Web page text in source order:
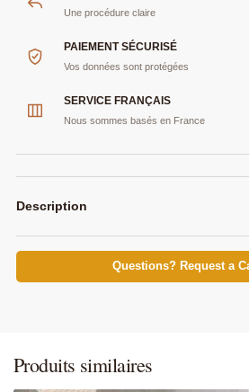
Une procédure claire
PAIEMENT SÉCURISÉ
Vos données sont protégées
SERVICE FRANÇAIS
Nous sommes basés en France
Description
Questions? Request a
Produits similaires